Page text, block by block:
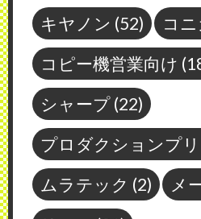
キヤノン (52) コニ
コピー機営業向け
シャープ (22)
プロダクションプ
ムラテック (2) メ